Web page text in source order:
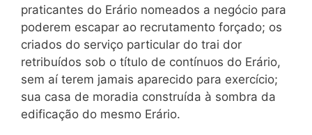
praticantes do Erário nomeados a negócio para
poderem escapar ao recrutamento forçado; os
criados do serviço particular do trai dor
retribuídos sob o título de contínuos do Erário,
sem aí terem jamais aparecido para exercício;
sua casa de moradia construída à sombra da
edificação do mesmo Erário.